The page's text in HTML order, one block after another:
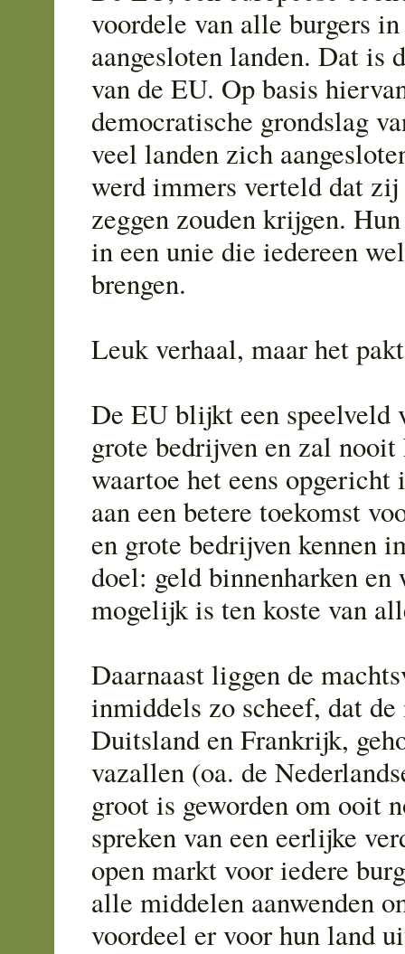
voordele van alle burgers
aangesloten landen. Dat is
van de EU. Op basis
democratische grondslag
veel landen zich
werd immers verteld dat
zeggen zouden krijgen.
in een unie die iedereen
brengen.
Leuk verhaal, maar het
De EU blijkt een speelveld
grote bedrijven en zal
waartoe het eens opgericht
aan een betere toekomst
en grote bedrijven kennen
doel: geld binnenharken en
mogelijk is ten koste van
Daarnaast liggen de
inmiddels zo scheef, dat de
Duitsland en Frankrijk,
vazallen (oa. de
groot is geworden om ooit
spreken van een eerlijke
open markt voor iedere
alle middelen aanwenden
voordeel er voor hun land